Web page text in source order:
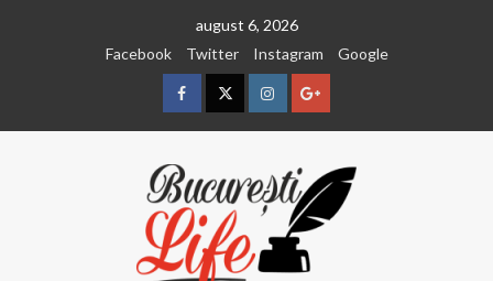
august 6, 2026
Facebook
Twitter Instagram Google
FacebookTwitterInstagramGoogle